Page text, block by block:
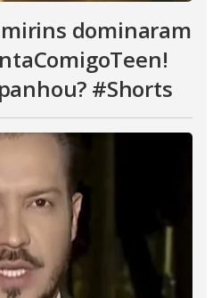
dominaram
#Shorts